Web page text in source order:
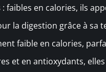
: faibles en calories, ils
la digestion grâce à sa
faible en calories,
et en antioxydants,